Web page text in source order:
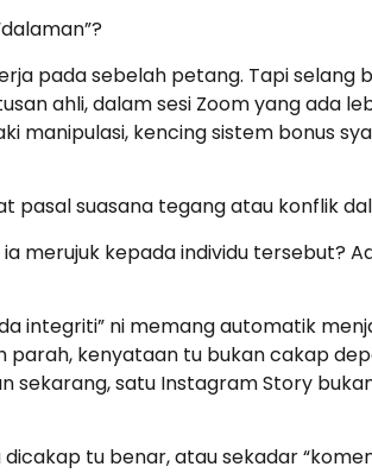
pada sebelah petang. Tapi selang
ahli, dalam sesi Zoom yang ada
manipulasi, kencing sistem bonus
suasana tegang atau konflik
merujuk kepada individu tersebut?
integriti” ni memang automatik
kenyataan tu bukan cakap
sekarang, satu Instagram Story
tu benar, atau sekadar